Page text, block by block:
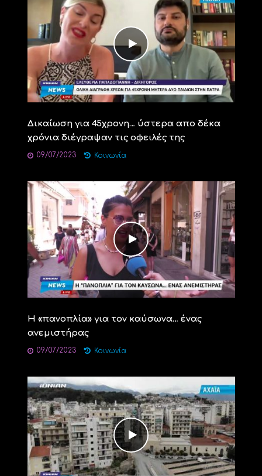
Δικαίωση για 45χρονη… ύστερα απο δέκα
χρόνια διέγραψαν τις οφειλές της
09/07/2023 Κοινωνία
Η «πανοπλία» για τον καύσωνα… ένας
ανεμιστήρας
09/07/2023 Κοινωνία